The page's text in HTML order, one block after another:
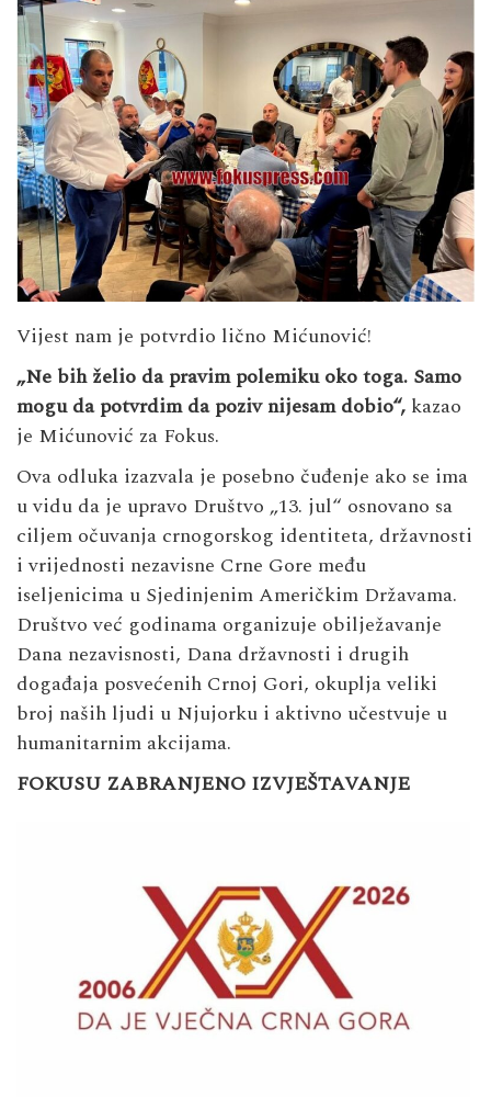
Vijest nam je potvrdio lično Mićunović!
„Ne bih želio da pravim polemiku oko toga. Samo
mogu da potvrdim da poziv nijesam dobio“, kazao
je Mićunović za Fokus.
Ova odluka izazvala je posebno čuđenje ako se ima
u vidu da je upravo Društvo „13. jul“ osnovano sa
ciljem očuvanja crnogorskog identiteta, državnosti
i vrijednosti nezavisne Crne Gore među
iseljenicima u Sjedinjenim Američkim Državama.
Društvo već godinama organizuje obilježavanje
Dana nezavisnosti, Dana državnosti i drugih
događaja posvećenih Crnoj Gori, okuplja veliki
broj naših ljudi u Njujorku i aktivno učestvuje u
humanitarnim akcijama.
FOKUSU ZABRANJENO IZVJEŠTAVANJE